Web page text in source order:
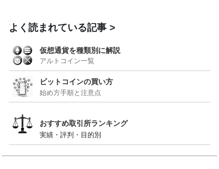
よく読まれている記事
仮想通貨を種類別に解説
アルトコイン一覧
ビットコインの買い方
始め方手順と注意点
おすすめ取引所ランキング
実績・評判・目的別